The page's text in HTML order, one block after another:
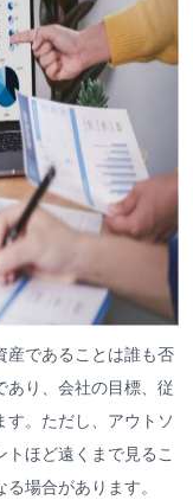
産であることは誰も否
あり、会社の目標、従
。ただし、アウトソ
ほど遠くまで見るこ
場合があります。